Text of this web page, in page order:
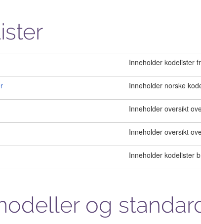
Inneholder kodelister
Inneholder norske
Inneholder oversikt
Inneholder oversikt
Inneholder kodelister
og